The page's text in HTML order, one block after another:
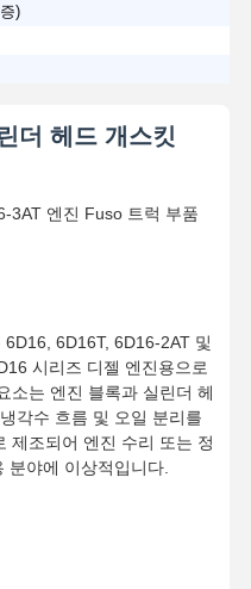
)
더 헤드 개스킷
3AT 엔진 Fuso 트럭 부품
6D16T, 6D16-2AT 및
시리즈 디젤 엔진용으로
소는 엔진 블록과 실린더 헤
각수 흐름 및 오일 분리를
제조되어 엔진 수리 또는 정
분야에 이상적입니다.